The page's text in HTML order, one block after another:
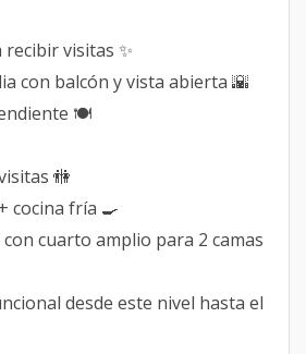
recibir visitas ✨
con balcón y vista abierta 🌇
🍽
🚻
cocina fría 🍳
con cuarto amplio para 2 camas
desde este nivel hasta el